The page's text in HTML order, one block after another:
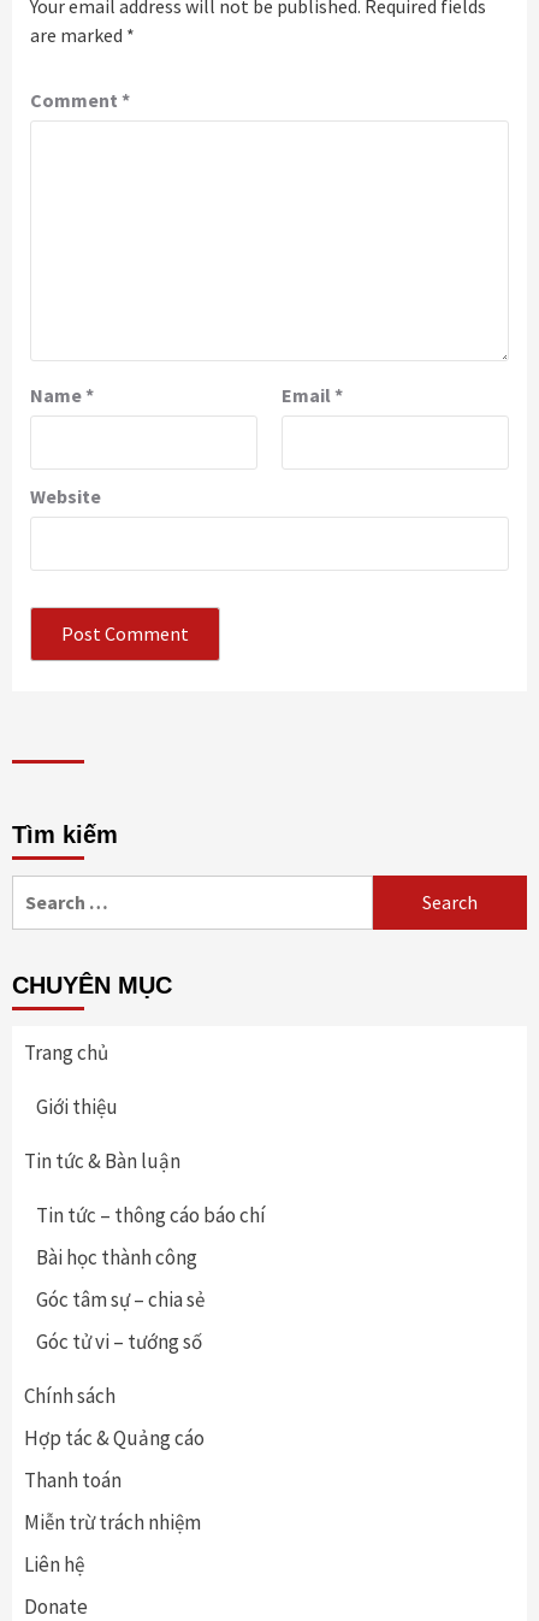
Your email address will not be published. Required fields
are marked *
Comment *
Name* Email *
Website
Tìm kiếm
for:
CHUYÊN MỤC
Trang chủ
Giới thiệu
Tin tức & Bàn luận
Tin tức – thông cáo báo chí
Bài học thành công
Góc tâm sự – chia sẻ
Góc tử vi – tướng số
Chính sách
Hợp tác & Quảng cáo
Thanh toán
Miễn trừ trách nhiệm
Liên hệ
Donate